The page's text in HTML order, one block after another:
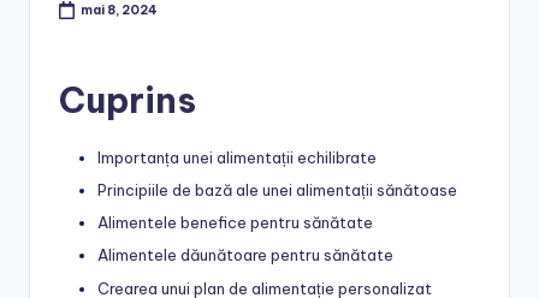
mai 8, 2024
Cuprins
Importanța unei alimentații echilibrate
Principiile de bază ale unei alimentații sănătoase
Alimentele benefice pentru sănătate
Alimentele dăunătoare pentru sănătate
Crearea unui plan de alimentație personalizat